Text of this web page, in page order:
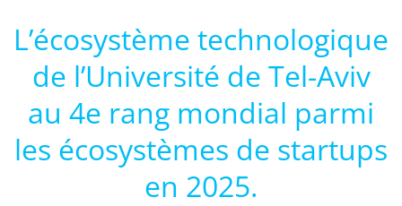
L’écosystème technologique
de l’Université de Tel-Aviv
au 4e rang mondial parmi
les écosystèmes de startups
en 2025.